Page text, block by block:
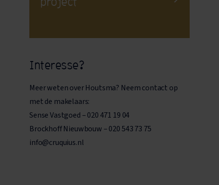
Interesse?
Meer weten over Houtsma? Neem contact op
met de makelaars:
Sense Vastgoed – 020 471 19 04
Brockhoff Nieuwbouw – 020 543 73 75
info@cruquius.nl